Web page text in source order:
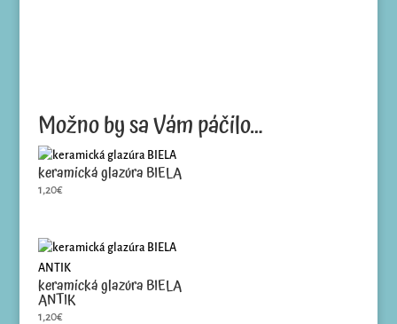
Možno by sa Vám páčilo…
keramická glazúra BIELA
1,20€
keramická glazúra BIELA
ANTIK
1,20€